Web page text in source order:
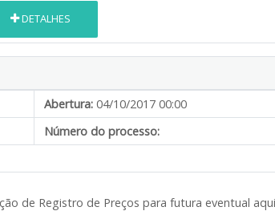
DETALHES
Abertura: 04/10/2017 00:00
Número do processo:
de Registro de Preços para futura eventual